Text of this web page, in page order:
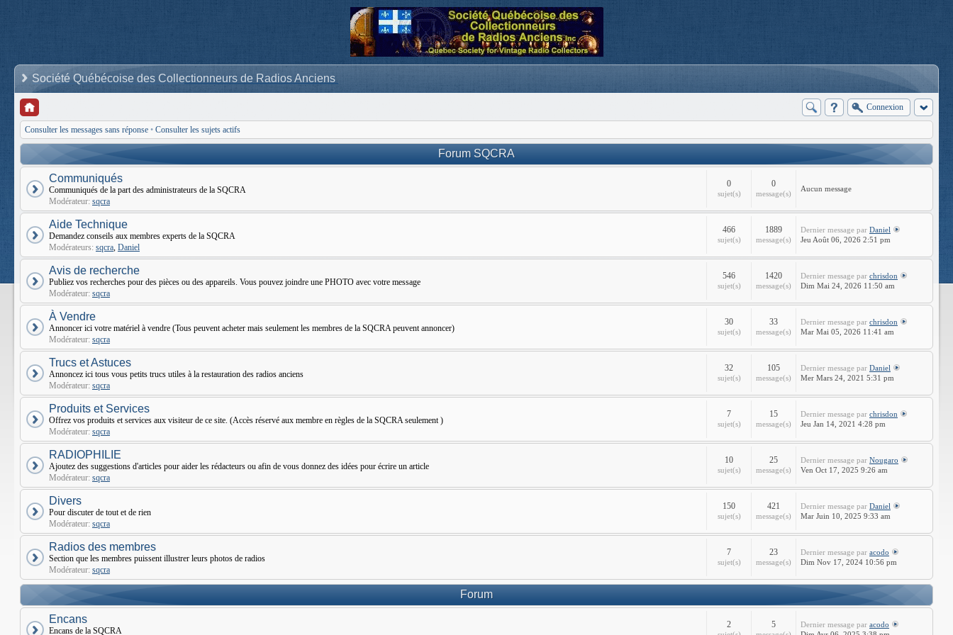
Société Québécoise des Collectionneurs de Radios Anciens
Connexion
Consulter les messages sans réponse • Consulter les sujets actifs
Forum SQCRA
Communiqués
Communiqués de la part des administrateurs de la SQCRA
Modérateur: sqcra
0
sujet(s)
0
message(s)
Aucun message
Aide Technique
Demandez conseils aux membres experts de la SQCRA
Modérateurs: sqcra, Daniel
466
sujet(s)
1889
message(s)
Dernier message par Daniel
Jeu Août 06, 2026 2:51 pm
Avis de recherche
Publiez vos recherches pour des pièces ou des appareils. Vous pouvez joindre une PHOTO avec votre message
Modérateur: sqcra
546
sujet(s)
1420
message(s)
Dernier message par chrisdon
Dim Mai 24, 2026 11:50 am
À Vendre
Annoncer ici votre matériel à vendre (Tous peuvent acheter mais seulement les membres de la SQCRA peuvent annoncer)
Modérateur: sqcra
30
sujet(s)
33
message(s)
Dernier message par chrisdon
Mar Mai 05, 2026 11:41 am
Trucs et Astuces
Annoncez ici tous vous petits trucs utiles à la restauration des radios anciens
Modérateur: sqcra
32
sujet(s)
105
message(s)
Dernier message par Daniel
Mer Mars 24, 2021 5:31 pm
Produits et Services
Offrez vos produits et services aux visiteur de ce site. (Accès réservé aux membre en règles de la SQCRA seulement )
Modérateur: sqcra
7
sujet(s)
15
message(s)
Dernier message par chrisdon
Jeu Jan 14, 2021 4:28 pm
RADIOPHILIE
Ajoutez des suggestions d'articles pour aider les rédacteurs ou afin de vous donnez des idées pour écrire un article
Modérateur: sqcra
10
sujet(s)
25
message(s)
Dernier message par Nougaro
Ven Oct 17, 2025 9:26 am
Divers
Pour discuter de tout et de rien
Modérateur: sqcra
150
sujet(s)
421
message(s)
Dernier message par Daniel
Mar Juin 10, 2025 9:33 am
Radios des membres
Section que les membres puissent illustrer leurs photos de radios
Modérateur: sqcra
7
sujet(s)
23
message(s)
Dernier message par acodo
Dim Nov 17, 2024 10:56 pm
Forum
Encans
Encans de la SQCRA
2 5 Dernier message par acodo